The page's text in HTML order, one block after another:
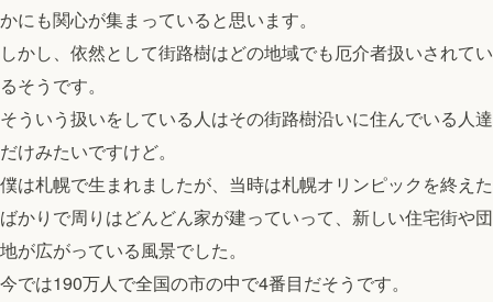
かにも関心が集まっていると思います。
しかし、依然として街路樹はどの地域でも厄介者扱いされてい
るそうです。
そういう扱いをしている人はその街路樹沿いに住んでいる人達
だけみたいですけど。
僕は札幌で生まれましたが、当時は札幌オリンピックを終えた
ばかりで周りはどんどん家が建っていって、新しい住宅街や団
地が広がっている風景でした。
今では190万人で全国の市の中で4番目だそうです。